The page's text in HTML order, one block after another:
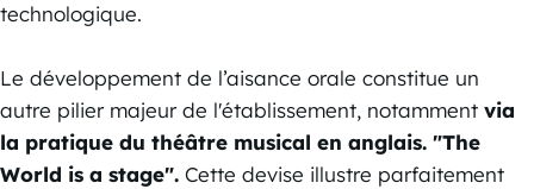
technologique.
Le développement de l’aisance orale constitue un
autre pilier majeur de l'établissement, notamment via
la pratique du théâtre musical en anglais. "The
World is a stage". Cette devise illustre parfaitement